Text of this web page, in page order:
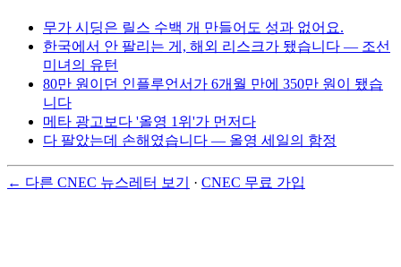
무가 시딩은 릴스 수백 개 만들어도 성과 없어요.
한국에서 안 팔리는 게, 해외 리스크가 됐습니다 — 조선
미녀의 유턴
80만 원이던 인플루언서가 6개월 만에 350만 원이 됐습
니다
메타 광고보다 '올영 1위'가 먼저다
다 팔았는데 손해였습니다 — 올영 세일의 함정
← 다른 CNEC 뉴스레터 보기 · CNEC 무료 가입